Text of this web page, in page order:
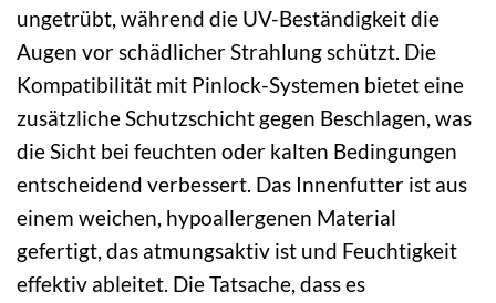
ungetrübt, während die UV-Beständigkeit die
Augen vor schädlicher Strahlung schützt. Die
Kompatibilität mit Pinlock-Systemen bietet eine
zusätzliche Schutzschicht gegen Beschlagen, was
die Sicht bei feuchten oder kalten Bedingungen
entscheidend verbessert. Das Innenfutter ist aus
einem weichen, hypoallergenen Material
gefertigt, das atmungsaktiv ist und Feuchtigkeit
effektiv ableitet. Die Tatsache, dass es